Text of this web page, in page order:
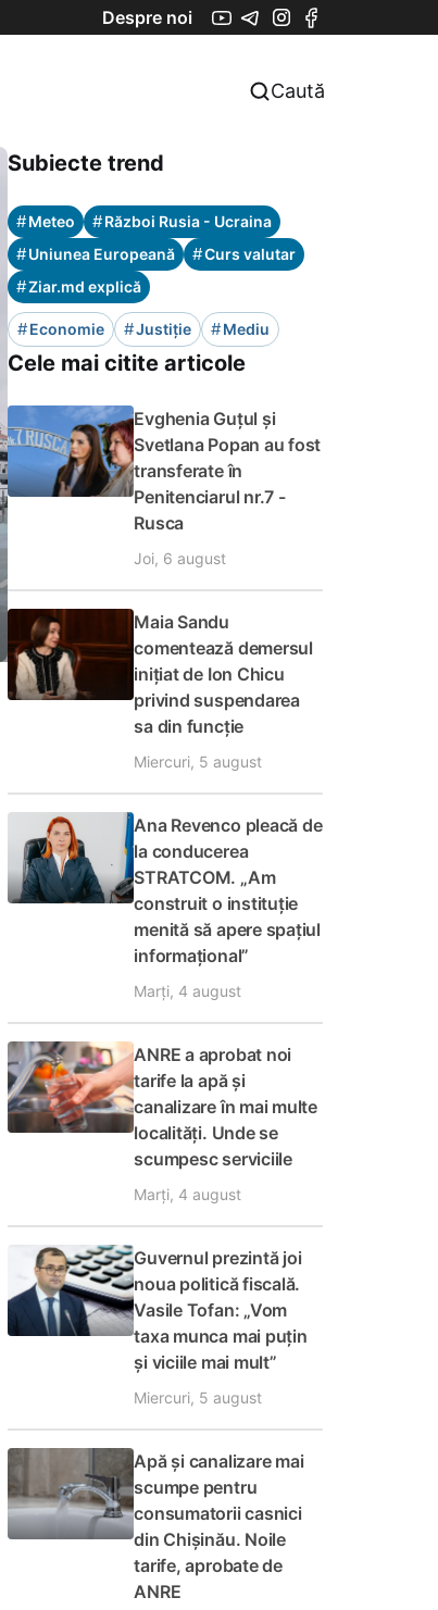
Despre noi
Caută
Subiecte trend
#Meteo #Război Rusia - Ucraina
#Uniunea Europeană #Curs valutar
#Ziar.md explică
#Economie #Justiție #Mediu
Cele mai citite articole
Evghenia Guțul și
Svetlana Popan au fost
transferate în
Penitenciarul nr.7 -
Rusca
Joi, 6 august
Maia Sandu
comentează demersul
inițiat de Ion Chicu
privind suspendarea
sa din funcție
Miercuri, 5 august
Ana Revenco pleacă de
la conducerea
STRATCOM. „Am
construit o instituție
menită să apere spațiul
informațional”
Marți, 4 august
ANRE a aprobat noi
tarife la apă și
canalizare în mai multe
localități. Unde se
scumpesc serviciile
Marți, 4 august
Guvernul prezintă joi
noua politică fiscală.
Vasile Tofan: „Vom
taxa munca mai puțin
și viciile mai mult”
Miercuri, 5 august
Apă și canalizare mai
scumpe pentru
consumatorii casnici
din Chișinău. Noile
tarife, aprobate de
ANRE